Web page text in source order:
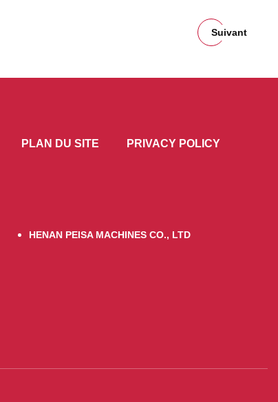
Suivant
PLAN DU SITE PRIVACY POLICY
HENAN PEISA MACHINES CO., LTD